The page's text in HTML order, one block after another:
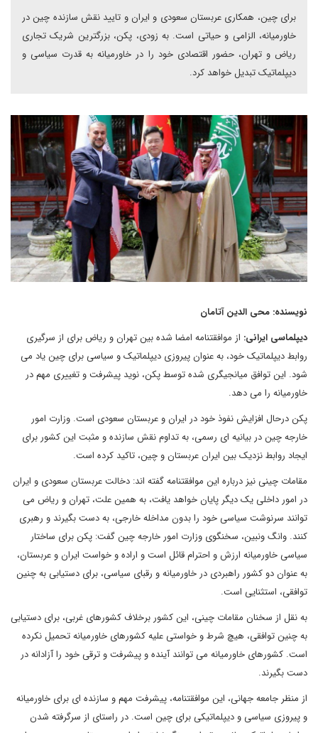
برای چین، همکاری عربستان سعودی و ایران و تایید نقش سازنده چین در
خاورمیانه، الزامی و حیاتی است. به زودی، پکن، بزرگترین شریک تجاری
ریاض و تهران، حضور اقتصادی خود را در خاورمیانه به قدرت سیاسی و
دیپلماتیک تبدیل خواهد کرد.
نویسنده: محی الدین آتامان
دیپلماسی ایرانی: از موافقتنامه امضا شده بین تهران و ریاض برای از سرگیری
روابط دیپلماتیک خود، به عنوان پیروزی دیپلماتیک و سیاسی برای چین یاد می
شود. این توافق میانجیگری شده توسط پکن، نوید پیشرفت و تغییری مهم در
خاورمیانه را می دهد.
پکن درحال افزایش نفوذ خود در ایران و عربستان سعودی است. وزارت امور
خارجه چین در بیانیه ای رسمی، به تداوم نقش سازنده و مثبت این کشور برای
ایجاد روابط نزدیک بین ایران عربستان و چین، تاکید کرده است.
مقامات چینی نیز درباره این موافقتنامه گفته اند: دخالت عربستان سعودی و ایران
در امور داخلی یک دیگر پایان خواهد یافت، به همین علت، تهران و ریاض می
توانند سرنوشت سیاسی خود را بدون مداخله خارجی، به دست بگیرند و رهبری
کنند. وانگ ونبین، سخنگوی وزارت امور خارجه چین گفت: پکن برای ساختار
سیاسی خاورمیانه ارزش و احترام قائل است و اراده و خواست ایران و عربستان،
به عنوان دو کشور راهبردی در خاورمیانه و رقبای سیاسی، برای دستیابی به چنین
توافقی، استثنایی است.
به نقل از سخنان مقامات چینی، این کشور برخلاف کشورهای غربی، برای دستیابی
به چنین توافقی، هیچ شرط و خواستی علیه کشورهای خاورمیانه تحمیل نکرده
است. کشورهای خاورمیانه می توانند آینده و پیشرفت و ترقی خود را آزادانه در
دست بگیرند.
از منظر جامعه جهانی، این موافقتنامه، پیشرفت مهم و سازنده ای برای خاورمیانه
و پیروزی سیاسی و دیپلماتیکی برای چین است. در راستای از سرگرفته شدن